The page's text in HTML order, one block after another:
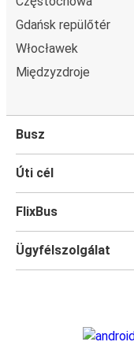
Gdańsk repülőtér
Włocławek
Międzyzdroje
Busz
Úti cél
FlixBus
Ügyfélszolgálat